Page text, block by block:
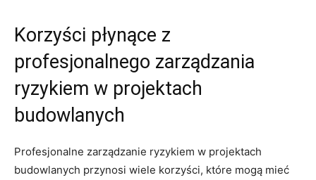
Korzyści płynące z
profesjonalnego zarządzania
ryzykiem⁣ w projektach
budowlanych
Profesjonalne⁢ zarządzanie ryzykiem w projektach
budowlanych przynosi⁣ wiele korzyści, które mogą mieć‍